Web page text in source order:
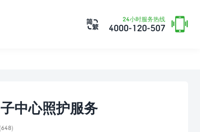
24小时服务热线
4000-120-507 

中心照护服务